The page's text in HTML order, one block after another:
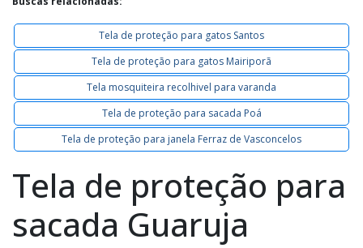
Tela de proteção para gatos Santos
Tela de proteção para gatos Mairiporã
Tela mosquiteira recolhivel para varanda
Tela de proteção para sacada Poá
Tela de proteção para janela Ferraz de Vasconcelos
Tela de proteção para
sacada Guaruja